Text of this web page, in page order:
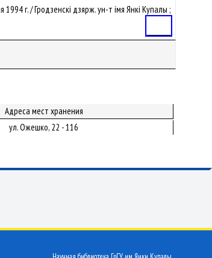
г. / Гродзенскі дзярж. ун-т імя Янкі Купалы ;
Адреса мест хранения
ул. Ожешко, 22 - 116